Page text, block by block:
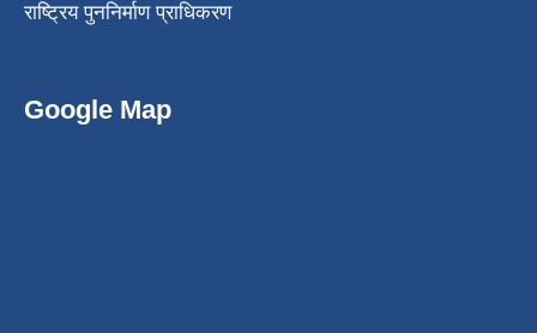
राष्ट्रिय पुननिर्माण प्राधिकरण
Google Map